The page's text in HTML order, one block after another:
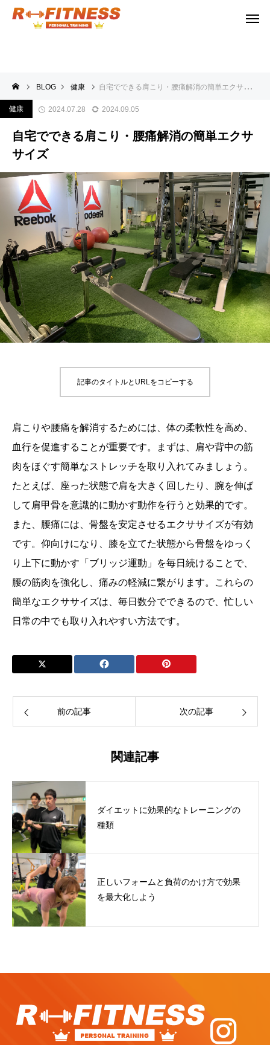
BLOG 健康 自宅でできる肩こり・腰痛解消の簡単エクササイズ
健康 2024.07.28 2024.09.05
自宅でできる肩こり・腰痛解消の簡単エクサ
サイズ
記事のタイトルとURLをコピーする
肩こりや腰痛を解消するためには、体の柔軟性を高め、
血行を促進することが重要です。まずは、肩や背中の筋
肉をほぐす簡単なストレッチを取り入れてみましょう。
たとえば、座った状態で肩を大きく回したり、腕を伸ば
して肩甲骨を意識的に動かす動作を行うと効果的です。
また、腰痛には、骨盤を安定させるエクササイズが有効
です。仰向けになり、膝を立てた状態から骨盤をゆっく
り上下に動かす「ブリッジ運動」を毎日続けることで、
腰の筋肉を強化し、痛みの軽減に繋がります。これらの
簡単なエクササイズは、毎日数分でできるので、忙しい
日常の中でも取り入れやすい方法です。
前の記事 次の記事
関連記事
ダイエットに効果的なトレーニングの
種類
正しいフォームと負荷のかけ方で効果
を最大化しよう